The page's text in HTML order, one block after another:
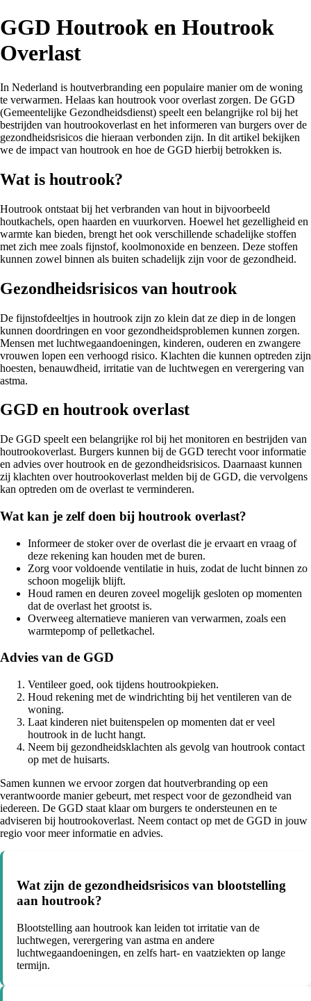
GGD Houtrook en Houtrook
Overlast
In Nederland is houtverbranding een populaire manier om de woning
te verwarmen. Helaas kan houtrook voor overlast zorgen. De GGD
(Gemeentelijke Gezondheidsdienst) speelt een belangrijke rol bij het
bestrijden van houtrookoverlast en het informeren van burgers over de
gezondheidsrisicos die hieraan verbonden zijn. In dit artikel bekijken
we de impact van houtrook en hoe de GGD hierbij betrokken is.
Wat is houtrook?
Houtrook ontstaat bij het verbranden van hout in bijvoorbeeld
houtkachels, open haarden en vuurkorven. Hoewel het gezelligheid en
warmte kan bieden, brengt het ook verschillende schadelijke stoffen
met zich mee zoals fijnstof, koolmonoxide en benzeen. Deze stoffen
kunnen zowel binnen als buiten schadelijk zijn voor de gezondheid.
Gezondheidsrisicos van houtrook
De fijnstofdeeltjes in houtrook zijn zo klein dat ze diep in de longen
kunnen doordringen en voor gezondheidsproblemen kunnen zorgen.
Mensen met luchtwegaandoeningen, kinderen, ouderen en zwangere
vrouwen lopen een verhoogd risico. Klachten die kunnen optreden zijn
hoesten, benauwdheid, irritatie van de luchtwegen en verergering van
astma.
GGD en houtrook overlast
De GGD speelt een belangrijke rol bij het monitoren en bestrijden van
houtrookoverlast. Burgers kunnen bij de GGD terecht voor informatie
en advies over houtrook en de gezondheidsrisicos. Daarnaast kunnen
zij klachten over houtrookoverlast melden bij de GGD, die vervolgens
kan optreden om de overlast te verminderen.
Wat kan je zelf doen bij houtrook overlast?
Informeer de stoker over de overlast die je ervaart en vraag of
deze rekening kan houden met de buren.
Zorg voor voldoende ventilatie in huis, zodat de lucht binnen zo
schoon mogelijk blijft.
Houd ramen en deuren zoveel mogelijk gesloten op momenten
dat de overlast het grootst is.
Overweeg alternatieve manieren van verwarmen, zoals een
warmtepomp of pelletkachel.
Advies van de GGD
Ventileer goed, ook tijdens houtrookpieken.
Houd rekening met de windrichting bij het ventileren van de
woning.
Laat kinderen niet buitenspelen op momenten dat er veel
houtrook in de lucht hangt.
Neem bij gezondheidsklachten als gevolg van houtrook contact
op met de huisarts.
Samen kunnen we ervoor zorgen dat houtverbranding op een
verantwoorde manier gebeurt, met respect voor de gezondheid van
iedereen. De GGD staat klaar om burgers te ondersteunen en te
adviseren bij houtrookoverlast. Neem contact op met de GGD in jouw
regio voor meer informatie en advies.
Wat zijn de gezondheidsrisicos van blootstelling
aan houtrook?
Blootstelling aan houtrook kan leiden tot irritatie van de
luchtwegen, verergering van astma en andere
luchtwegaandoeningen, en zelfs hart- en vaatziekten op lange
termijn.